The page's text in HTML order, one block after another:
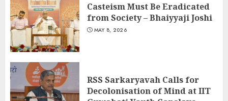
Casteism Must Be Eradicated
from Society – Bhaiyyaji Joshi
MAY 8, 2026
RSS Sarkaryavah Calls for
Decolonisation of Mind at IIT